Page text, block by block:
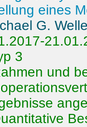
eines
G.
3
und